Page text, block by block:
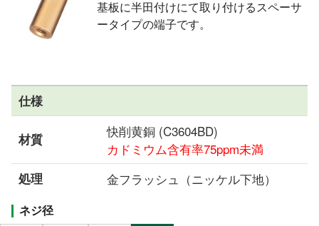
ログイン
注文・見積りについて
お問い合わせ窓口
会社情報
基板に半田付けにて取り付けるスペーサ
ータイプの端子です。
仕様
材質
快削黄銅 (C3604BD)
カドミウム含有率75ppm未満
処理 金フラッシュ（ニッケル下地）
ネジ径